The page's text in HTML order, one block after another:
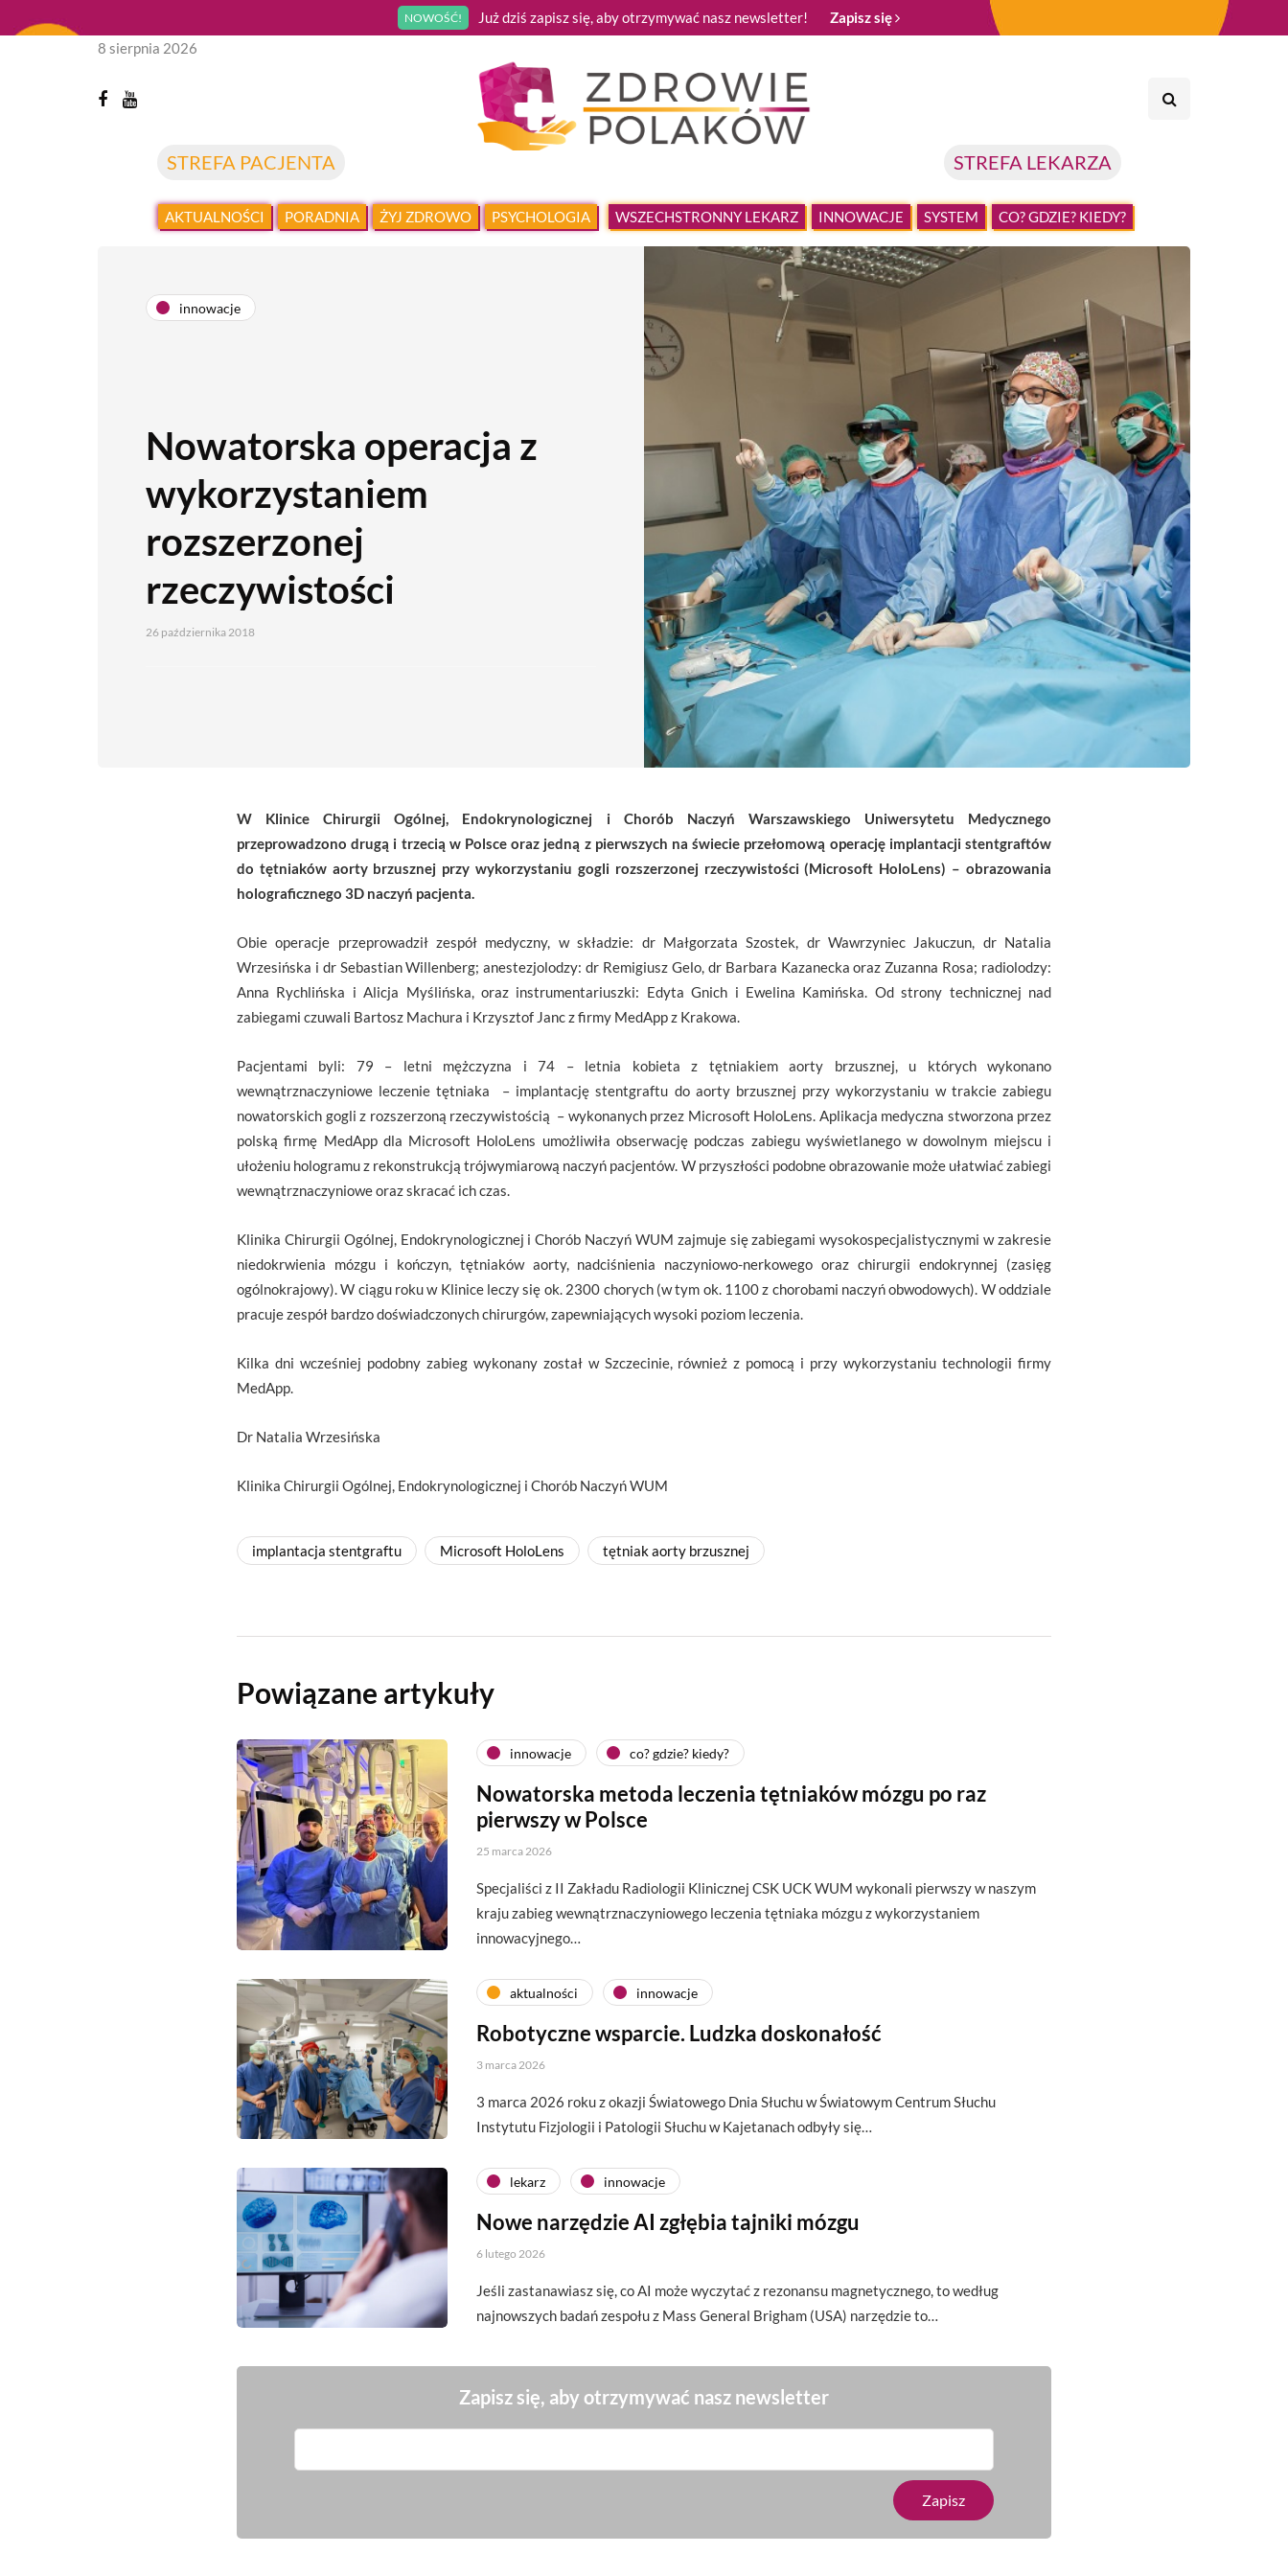
NOWOŚĆ! Już dziś zapisz się, aby otrzymywać nasz newsletter! Zapisz się
STREFA PACJENTA STREFA LEKARZA
8 sierpnia 2026
AKTUALNOŚCI PORADNIA ŻYJ ZDROWO PSYCHOLOGIA WSZECHSTRONNY LEKARZ INNOWACJE SYSTEM CO? GDZIE? KIEDY?
innowacje
Nowatorska operacja z
wykorzystaniem
rozszerzonej
rzeczywistości
26 października 2018
W Klinice Chirurgii Ogólnej, Endokrynologicznej i Chorób Naczyń Warszawskiego Uniwersytetu Medycznego
przeprowadzono drugą i trzecią w Polsce oraz jedną z pierwszych na świecie przełomową operację implantacji stentgraftów
do tętniaków aorty brzusznej przy wykorzystaniu gogli rozszerzonej rzeczywistości (Microsoft HoloLens) – obrazowania
holograficznego 3D naczyń pacjenta.
Obie operacje przeprowadził zespół medyczny, w składzie: dr Małgorzata Szostek, dr Wawrzyniec Jakuczun, dr Natalia
Wrzesińska i dr Sebastian Willenberg; anestezjolodzy: dr Remigiusz Gelo, dr Barbara Kazanecka oraz Zuzanna Rosa; radiolodzy:
Anna Rychlińska i Alicja Myślińska, oraz instrumentariuszki: Edyta Gnich i Ewelina Kamińska. Od strony technicznej nad
zabiegami czuwali Bartosz Machura i Krzysztof Janc z firmy MedApp z Krakowa.
Pacjentami byli: 79 – letni mężczyzna i 74 – letnia kobieta z tętniakiem aorty brzusznej, u których wykonano
wewnątrznaczyniowe leczenie tętniaka – implantację stentgraftu do aorty brzusznej przy wykorzystaniu w trakcie zabiegu
nowatorskich gogli z rozszerzoną rzeczywistością – wykonanych przez Microsoft HoloLens. Aplikacja medyczna stworzona przez
polską firmę MedApp dla Microsoft HoloLens umożliwiła obserwację podczas zabiegu wyświetlanego w dowolnym miejscu i
ułożeniu hologramu z rekonstrukcją trójwymiarową naczyń pacjentów. W przyszłości podobne obrazowanie może ułatwiać zabiegi
wewnątrznaczyniowe oraz skracać ich czas.
Klinika Chirurgii Ogólnej, Endokrynologicznej i Chorób Naczyń WUM zajmuje się zabiegami wysokospecjalistycznymi w zakresie
niedokrwienia mózgu i kończyn, tętniaków aorty, nadciśnienia naczyniowo-nerkowego oraz chirurgii endokrynnej (zasięg
ogólnokrajowy). W ciągu roku w Klinice leczy się ok. 2300 chorych (w tym ok. 1100 z chorobami naczyń obwodowych). W oddziale
pracuje zespół bardzo doświadczonych chirurgów, zapewniających wysoki poziom leczenia.
Kilka dni wcześniej podobny zabieg wykonany został w Szczecinie, również z pomocą i przy wykorzystaniu technologii firmy
MedApp.
Dr Natalia Wrzesińska
Klinika Chirurgii Ogólnej, Endokrynologicznej i Chorób Naczyń WUM
implantacja stentgraftu Microsoft HoloLens tętniak aorty brzusznej
Powiązane artykuły
innowacje co? gdzie? kiedy?
Nowatorska metoda leczenia tętniaków mózgu po raz
pierwszy w Polsce
25 marca 2026
Specjaliści z II Zakładu Radiologii Klinicznej CSK UCK WUM wykonali pierwszy w naszym
kraju zabieg wewnątrznaczyniowego leczenia tętniaka mózgu z wykorzystaniem
innowacyjnego…
aktualności innowacje
Robotyczne wsparcie. Ludzka doskonałość
3 marca 2026
3 marca 2026 roku z okazji Światowego Dnia Słuchu w Światowym Centrum Słuchu
Instytutu Fizjologii i Patologii Słuchu w Kajetanach odbyły się…
lekarz innowacje
Nowe narzędzie AI zgłębia tajniki mózgu
6 lutego 2026
Jeśli zastanawiasz się, co AI może wyczytać z rezonansu magnetycznego, to według
najnowszych badań zespołu z Mass General Brigham (USA) narzędzie to…
Zapisz się, aby otrzymywać nasz newsletter